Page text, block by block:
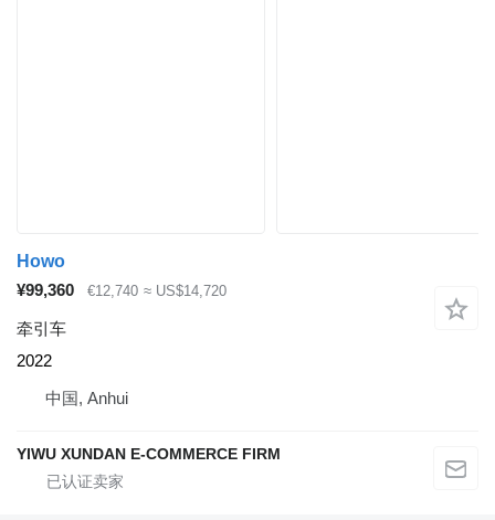
Howo
¥99,360
€12,740 ≈ US$14,720
牵引车
2022
中国, Anhui
YIWU XUNDAN E-COMMERCE FIRM